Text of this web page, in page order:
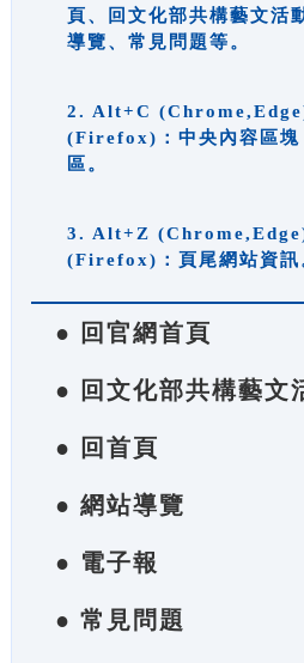
頁、回文化部共構藝文活
導覽、常見問題等。
2. Alt+C
(Firefox)：中央內容區塊
區。
3. Alt+Z
(Firefox)：頁尾網站資訊
● 回官網首頁
● 回文化部共構藝文
● 回首頁
● 網站導覽
● 電子報
● 常見問題